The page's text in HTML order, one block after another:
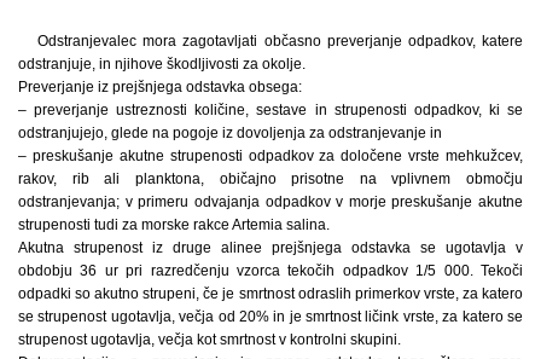
Odstranjevalec mora zagotavljati občasno preverjanje odpadkov, katere
odstranjuje, in njihove škodljivosti za okolje.
Preverjanje iz prejšnjega odstavka obsega:
– preverjanje ustreznosti količine, sestave in strupenosti odpadkov, ki se
odstranjujejo, glede na pogoje iz dovoljenja za odstranjevanje in
– preskušanje akutne strupenosti odpadkov za določene vrste mehkužcev,
rakov, rib ali planktona, običajno prisotne na vplivnem območju
odstranjevanja; v primeru odvajanja odpadkov v morje preskušanje akutne
strupenosti tudi za morske rakce Artemia salina.
Akutna strupenost iz druge alinee prejšnjega odstavka se ugotavlja v
obdobju 36 ur pri razredčenju vzorca tekočih odpadkov 1/5 000. Tekoči
odpadki so akutno strupeni, če je smrtnost odraslih primerkov vrste, za katero
se strupenost ugotavlja, večja od 20% in je smrtnost ličink vrste, za katero se
strupenost ugotavlja, večja kot smrtnost v kontrolni skupini.